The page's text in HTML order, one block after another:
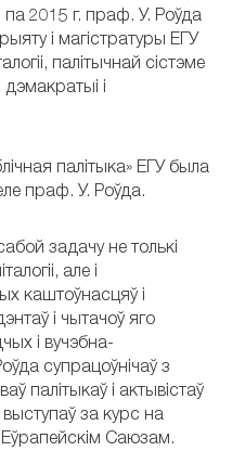
па 2015 г. праф. У. Роўда
і магістратуры ЕГУ
палітычнай сістэме
і
палітыка» ЕГУ была
праф. У. Роўда.
задачу не толькі
але і
каштоўнасцяў і
і чытачоў яго
і вучэбна-
супрацоўнічаў з
палітыкаў і актывістаў
за курс на
Еўрапейскім Саюзам.